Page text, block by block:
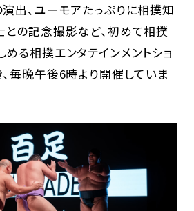
出、ユーモアたっぷりに相撲知
との記念撮影など、初めて相撲
る相撲エンタテインメントショ
毎晩午後6時より開催していま